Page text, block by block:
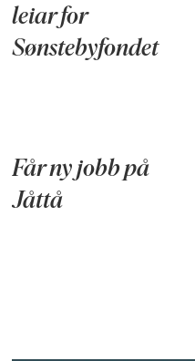
leiar for
Sønstebyfondet
Får ny jobb på
Jåttå